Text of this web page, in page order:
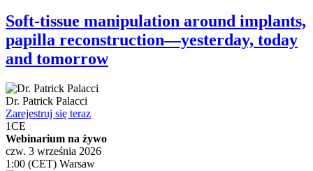
Soft-tissue manipulation around implants,
papilla reconstruction—yesterday, today
and tomorrow
Dr. Patrick Palacci
Zarejestruj się teraz
1CE
Webinarium na żywo
czw. 3 września 2026
1:00 (CET) Warsaw